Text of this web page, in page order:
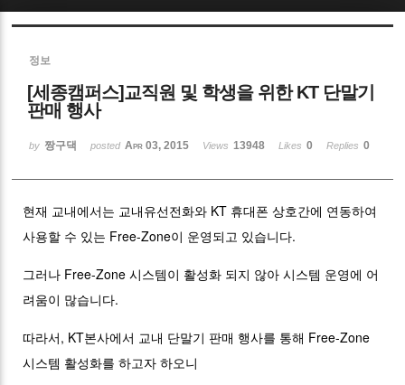
정보
[세종캠퍼스]교직원 및 학생을 위한 KT 단말기
판매 행사
by 짱구댁 posted Apr 03, 2015 Views 13948 Likes 0 Replies 0
현재 교내에서는 교내유선전화와 KT 휴대폰 상호간에 연동하여
사용할 수 있는 Free-Zone이 운영되고 있습니다.
그러나 Free-Zone 시스템이 활성화 되지 않아 시스템 운영에 어
려움이 많습니다.
따라서, KT본사에서 교내 단말기 판매 행사를 통해 Free-Zone
시스템 활성화를 하고자 하오니
Sketchbook5, 스케치북5
Sketchbook5, 스케치북5